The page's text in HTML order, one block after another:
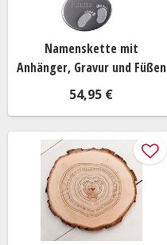
Namenskette mit
Anhänger, Gravur und Füßen
54,95 €